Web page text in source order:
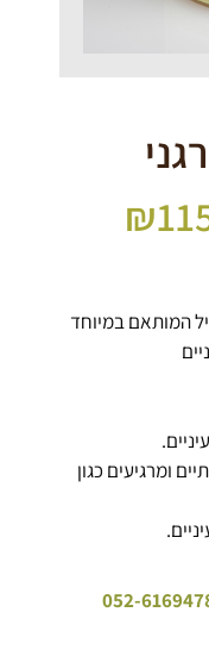
₪
המותאם במיוחד
ומרגיעים כגון